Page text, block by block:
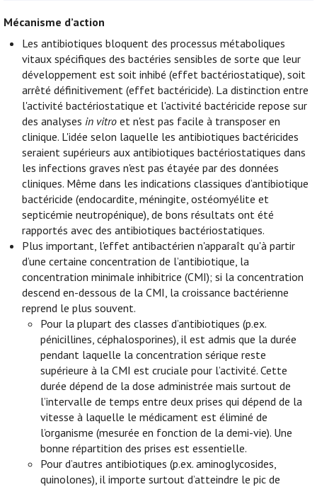
Mécanisme d’action
Les antibiotiques bloquent des processus métaboliques
vitaux spécifiques des bactéries sensibles de sorte que leur
développement est soit inhibé (effet bactériostatique), soit
arrêté définitivement (effet bactéricide). La distinction entre
l'activité bactériostatique et l'activité bactéricide repose sur
des analyses in vitro et n'est pas facile à transposer en
clinique. L'idée selon laquelle les antibiotiques bactéricides
seraient supérieurs aux antibiotiques bactériostatiques dans
les infections graves n'est pas étayée par des données
cliniques. Même dans les indications classiques d’antibiotique
bactéricide (endocardite, méningite, ostéomyélite et
septicémie neutropénique), de bons résultats ont été
rapportés avec des antibiotiques bactériostatiques.
Plus important, l'effet antibactérien n'apparaît qu'à partir
d’une certaine concentration de l’antibiotique, la
concentration minimale inhibitrice (CMI); si la concentration
descend en-dessous de la CMI, la croissance bactérienne
reprend le plus souvent.
Pour la plupart des classes d’antibiotiques (p.ex.
pénicillines, céphalosporines), il est admis que la durée
pendant laquelle la concentration sérique reste
supérieure à la CMI est cruciale pour l’activité. Cette
durée dépend de la dose administrée mais surtout de
l’intervalle de temps entre deux prises qui dépend de la
vitesse à laquelle le médicament est éliminé de
l’organisme (mesurée en fonction de la demi-vie). Une
bonne répartition des prises est essentielle.
Pour d’autres antibiotiques (p.ex. aminoglycosides,
quinolones), il importe surtout d’atteindre le pic de